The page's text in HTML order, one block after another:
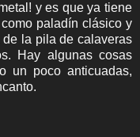
y es que ya tiene
paladín clásico y
la pila de calaveras
Hay algunas cosas
un poco anticuadas,